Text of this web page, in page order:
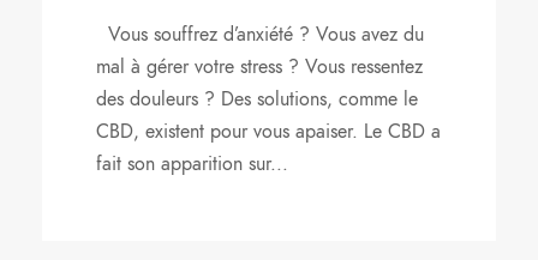
Vous souffrez d’anxiété ? Vous avez du
mal à gérer votre stress ? Vous ressentez
des douleurs ? Des solutions, comme le
CBD, existent pour vous apaiser. Le CBD a
fait son apparition sur...